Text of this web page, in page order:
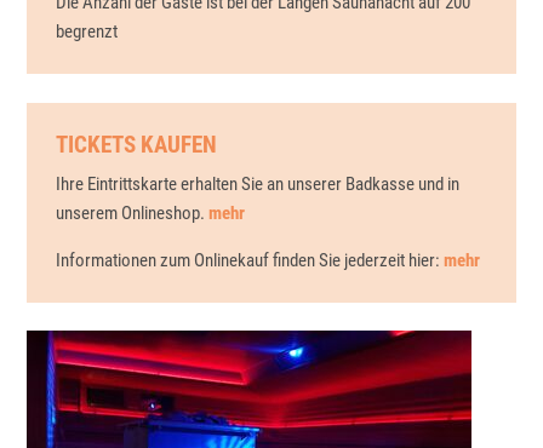
begrenzt
TICKETS KAUFEN
Ihre Eintrittskarte erhalten Sie an unserer Badkasse und in
unserem Onlineshop. mehr
Informationen zum Onlinekauf finden Sie jederzeit hier: mehr